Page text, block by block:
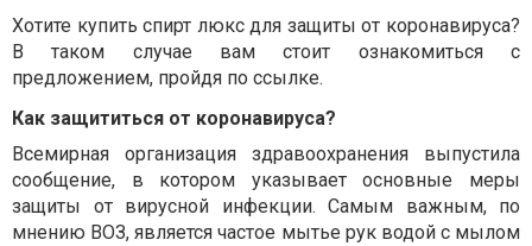
Хотите купить спирт люкс для защиты от коронавируса?
В таком случае вам стоит ознакомиться с
предложением, пройдя по ссылке.
Как защититься от коронавируса?
Всемирная организация здравоохранения выпустила
сообщение, в котором указывает основные меры
защиты от вирусной инфекции. Самым важным, по
мнению ВОЗ, является частое мытье рук водой с мылом